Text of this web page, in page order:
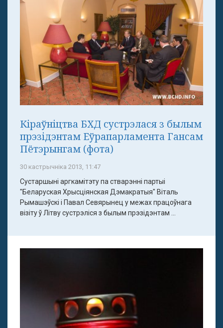
Кіраўніцтва БХД сустрэлася з былым
прэзідэнтам Еўрапарламента Гансам
Пётэрынгам (фота)
30 кастрычніка 2013, 11:47
Сустаршыні аргкамітэту па стварэнні партыі
"Беларуская Хрысціянская Дэмакратыя" Віталь
Рымашэўскі і Павал Севярынец у межах працоўнага
візіту ў Літву сустрэліся з былым прэзідэнтам ...